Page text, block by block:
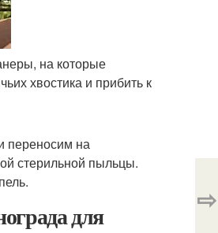
на которые
хвостика и прибить к
переносим на
стерильной пыльцы.
для
⇨